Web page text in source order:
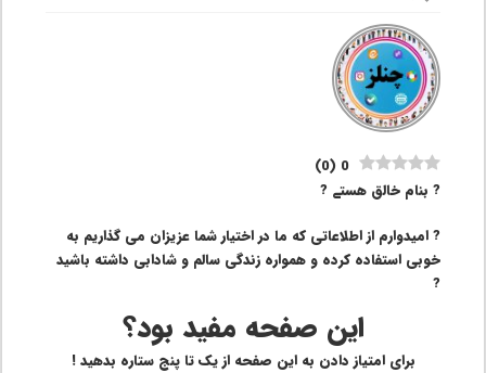
0
(
0
)
? بنام خالق هستے ?
? امیدوارم از اطلاعاتی که ما در اختیار شما عزیزان می گذاریم به
خوبی استفاده کرده و همواره زندگی سالم و شادابی داشته باشید
?
این صفحه مفید بود؟
برای امتیاز دادن به این صفحه از یک تا پنج ستاره بدهید !